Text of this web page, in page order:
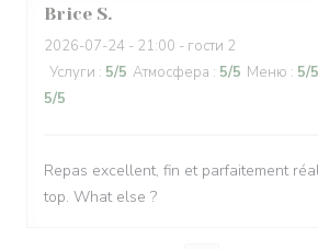
Brice S
2026-07-24 - 21:00 - гости 2
Услуги : 5/5 Атмосфера : 5/5 Меню : 5/5
5/5
Repas excellent, fin et parfaitement
top. What else ?